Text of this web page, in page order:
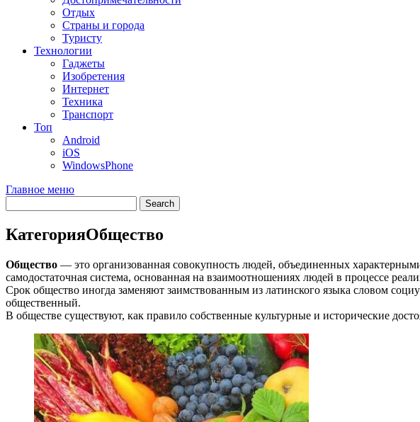
Отдых
Страны и города
Туристу
Технологии
Гаджеты
Изобретения
Интернет
Техника
Транспорт
Топ
Android
iOS
WindowsPhone
Главное меню
КатегорияОбщество
Общество — это организованная совокупность людей, объединенных
самодостаточная система, основанная на взаимоотношениях людей в процессе
Срок общество иногда заменяют заимствованным из латинского языка словом
общественный.
В обществе существуют, как правило собственные культурные и исторические